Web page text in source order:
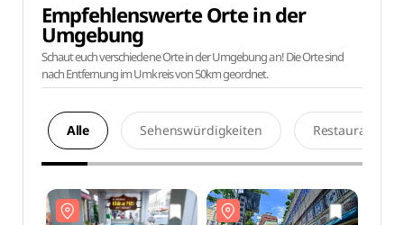
Empfehlenswerte Orte in der
Umgebung
Schaut euch verschiedene Orte in der Umgebung an! Die Orte sind
nach Entfernung im Umkreis von 50km geordnet.
Alle Sehenswürdigkeiten Restaurants